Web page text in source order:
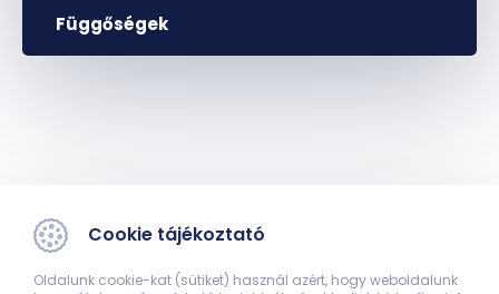
Függőségek
Cookie tájékoztató
Oldalunk cookie-kat (sütiket) használ azért, hogy weboldalunk